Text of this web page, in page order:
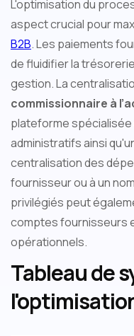
L'optimisation du
aspect crucial pour
B2B. Les paiements
de fluidifier la
gestion. La
commissionnaire à
plateforme
administratifs ainsi
centralisation des
fournisseur ou à un
privilégiés peut
comptes fournisseurs
opérationnels.
Tableau de